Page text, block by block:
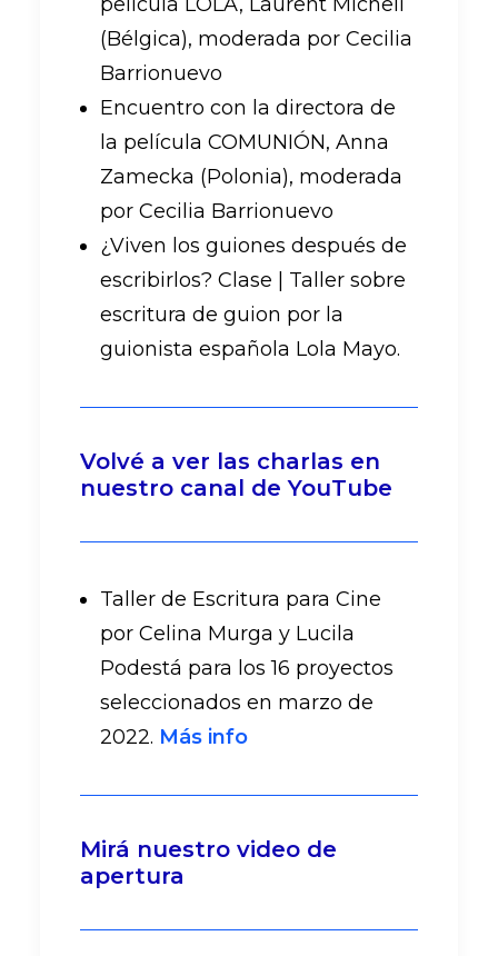
(Bélgica), moderada por Cecilia
Barrionuevo
Encuentro con la directora de
la película COMUNIÓN, Anna
Zamecka (Polonia), moderada
por Cecilia Barrionuevo
¿Viven los guiones después de
escribirlos? Clase | Taller sobre
escritura de guion por la
guionista española Lola Mayo.
Volvé a ver las charlas en
nuestro canal de YouTube
Taller de Escritura para Cine
por Celina Murga y Lucila
Podestá para los 16 proyectos
seleccionados en marzo de
2022. Más info
Mirá nuestro video de
apertura